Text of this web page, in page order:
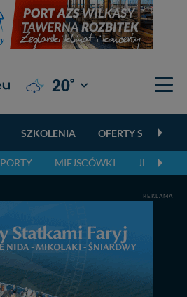
20° Giżycko
SZKOLENIA OFERTY
PORTY MIEJSCÓWKI JEZIORA,
REKLAMA